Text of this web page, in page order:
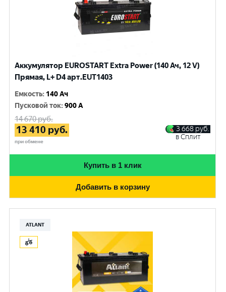
Аккумулятор EUROSTART Extra Power (140 Ач, 12 V)
Прямая, L+ D4 арт.EUT1403
Емкость: 140 Ач
Пусковой ток:900 A
14 670руб.
13 410 руб.
при обмене
3 668 руб.
в Сплит
Купить в 1 клик
Добавить в корзину
ATLANT